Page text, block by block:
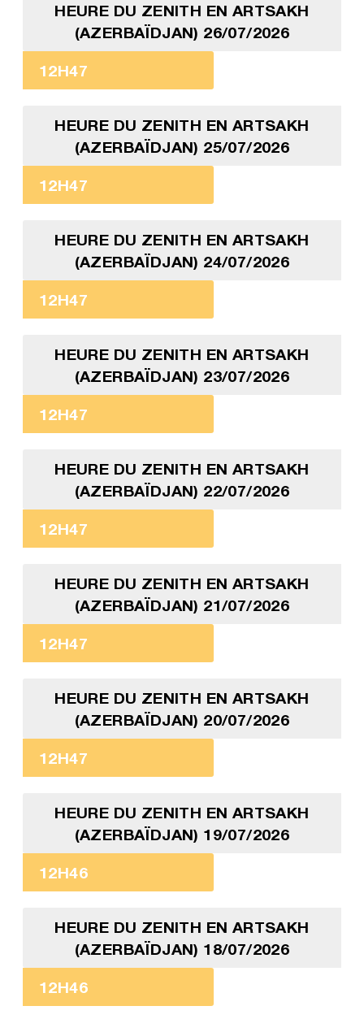
HEURE DU ZENITH EN ARTSAKH
(AZERBAÏDJAN) 26/07/2026
12H47
HEURE DU ZENITH EN ARTSAKH
(AZERBAÏDJAN) 25/07/2026
12H47
HEURE DU ZENITH EN ARTSAKH
(AZERBAÏDJAN) 24/07/2026
12H47
HEURE DU ZENITH EN ARTSAKH
(AZERBAÏDJAN) 23/07/2026
12H47
HEURE DU ZENITH EN ARTSAKH
(AZERBAÏDJAN) 22/07/2026
12H47
HEURE DU ZENITH EN ARTSAKH
(AZERBAÏDJAN) 21/07/2026
12H47
HEURE DU ZENITH EN ARTSAKH
(AZERBAÏDJAN) 20/07/2026
12H47
HEURE DU ZENITH EN ARTSAKH
(AZERBAÏDJAN) 19/07/2026
12H46
HEURE DU ZENITH EN ARTSAKH
(AZERBAÏDJAN) 18/07/2026
12H46